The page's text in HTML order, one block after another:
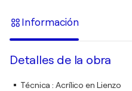
Información
Detalles de la obra
Técnica :Acrílico en Lienzo